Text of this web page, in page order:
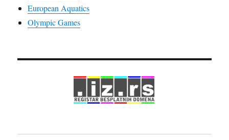
European Aquatics
Olympic Games